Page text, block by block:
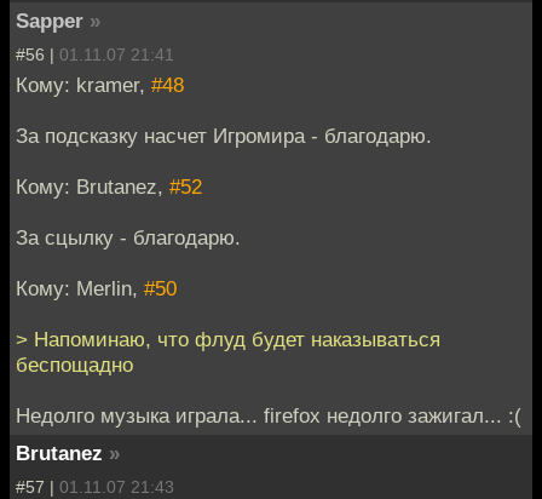
Sapper »
#56 | 01.11.07 21:41
Кому: kramer, #48
За подсказку насчет Игромира - благодарю.
Кому: Brutanez, #52
За сцылку - благодарю.
Кому: Merlin, #50
> Напоминаю, что флуд будет наказываться
беспощадно
Недолго музыка играла... firefox недолго зажигал... :(
Brutanez »
#57 | 01.11.07 21:43